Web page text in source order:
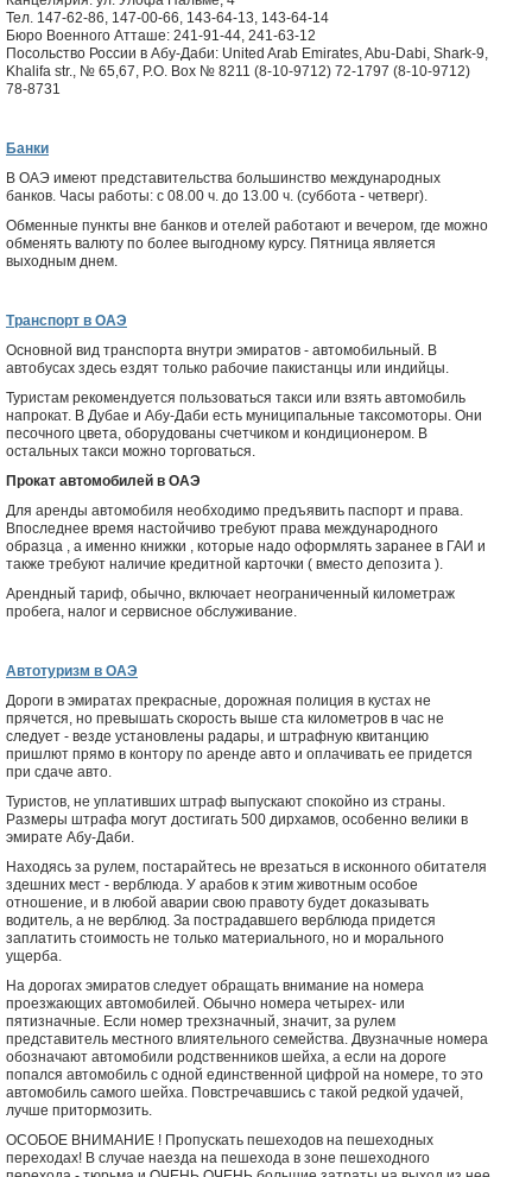
Тел. 147-62-86, 147-00-66, 143-64-13, 143-64-14
Бюро Военного Атташе: 241-91-44, 241-63-12
Посольство России в Абу-Даби: United Arab Emirates, Abu-Dabi, Shark-9,
Khalifa str., № 65,67, P.O. Box № 8211 (8-10-9712) 72-1797 (8-10-9712)
78-8731
Банки
В ОАЭ имеют представительства большинство международных
банков. Часы работы: с 08.00 ч. до 13.00 ч. (суббота - четверг).
Обменные пункты вне банков и отелей работают и вечером, где можно
обменять валюту по более выгодному курсу. Пятница является
выходным днем.
Транспорт в ОАЭ
Основной вид транспорта внутри эмиратов - автомобильный. В
автобусах здесь ездят только рабочие пакистанцы или индийцы.
Туристам рекомендуется пользоваться такси или взять автомобиль
напрокат. В Дубае и Абу-Даби есть муниципальные таксомоторы. Они
песочного цвета, оборудованы счетчиком и кондиционером. В
остальных такси можно торговаться.
Прокат автомобилей в ОАЭ
Для аренды автомобиля необходимо предъявить паспорт и права.
Впоследнее время настойчиво требуют права международного
образца , а именно книжки , которые надо оформлять заранее в ГАИ и
также требуют наличие кредитной карточки ( вместо депозита ).
Арендный тариф, обычно, включает неограниченный километраж
пробега, налог и сервисное обслуживание.
Автотуризм в ОАЭ
Дороги в эмиратах прекрасные, дорожная полиция в кустах не
прячется, но превышать скорость выше ста километров в час не
следует - везде установлены радары, и штрафную квитанцию
пришлют прямо в контору по аренде авто и оплачивать ее придется
при сдаче авто.
Туристов, не уплативших штраф выпускают спокойно из страны.
Размеры штрафа могут достигать 500 дирхамов, особенно велики в
эмирате Абу-Даби.
Находясь за рулем, постарайтесь не врезаться в исконного обитателя
здешних мест - верблюда. У арабов к этим животным особое
отношение, и в любой аварии свою правоту будет доказывать
водитель, а не верблюд. За пострадавшего верблюда придется
заплатить стоимость не только материального, но и морального
ущерба.
На дорогах эмиратов следует обращать внимание на номера
проезжающих автомобилей. Обычно номера четырех- или
пятизначные. Если номер трехзначный, значит, за рулем
представитель местного влиятельного семейства. Двузначные номера
обозначают автомобили родственников шейха, а если на дороге
попался автомобиль с одной единственной цифрой на номере, то это
автомобиль самого шейха. Повстречавшись с такой редкой удачей,
лучше притормозить.
ОСОБОЕ ВНИМАНИЕ ! Пропускать пешеходов на пешеходных
переходах! В случае наезда на пешехода в зоне пешеходного